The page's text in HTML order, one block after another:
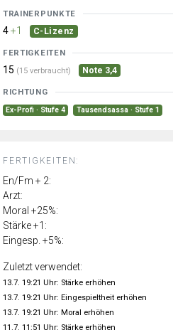
TRAINERPUNKTE
4+1 C-Lizenz
FERTIGKEITEN
15 (15 verbraucht) Note 3,4
RICHTUNG
Ex-Profi · Stufe 4 Tausendsassa · Stufe 1
FERTIGKEITEN:
En/Fm + 2:
Arzt:
Moral +25%:
Stärke +1:
Eingesp. +5%:
Zuletzt verwendet:
13.7. 19:21 Uhr: Stärke erhöhen
13.7. 19:21 Uhr: Eingespieltheit erhöhen
13.7. 19:21 Uhr: Moral erhöhen
11.7. 11:51 Uhr: Stärke erhöhen